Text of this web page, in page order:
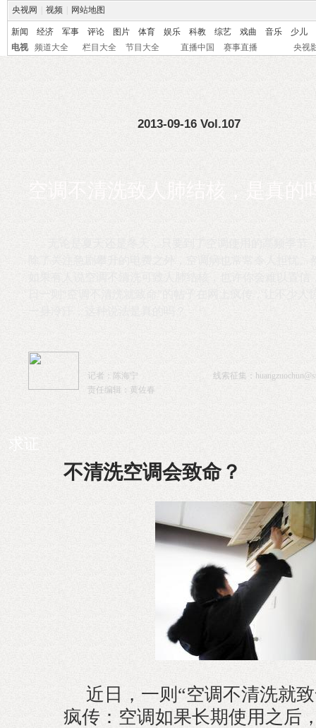
央视网 视频 网站地图
新闻 经济 军事 评论 图片 体育 娱乐 科教 综艺 戏曲 音乐
少儿
电视
频道大全 栏目大全 节目大全 直播中国 赛事直播 央视
2013-09-16 Vol.107
空调不清洗致人肺结核，是真的
记者：陈海宁
责任编辑：黄佐春
线索征集：
求证
不清洗空调会致命？
近日，一则“空调不清洗就
疯传：空调如果长期使用之后